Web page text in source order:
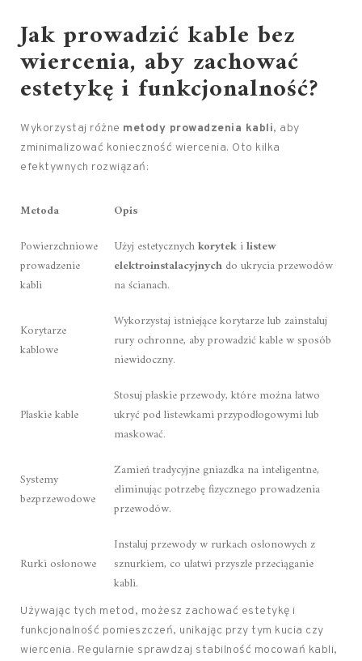
Jak prowadzić kable bez
wiercenia, aby zachować
estetykę i funkcjonalność?
Wykorzystaj różne metody prowadzenia kabli, aby
zminimalizować konieczność wiercenia. Oto kilka
efektywnych rozwiązań:
Metoda
Opis
Powierzchniowe
prowadzenie
kabli
Użyj estetycznychkorytek ilistew
elektroinstalacyjnych do ukrycia przewodów
na ścianach.
Korytarze
kablowe
Wykorzystaj istniejące korytarze lub zainstaluj
rury ochronne, aby prowadzić kable w sposób
niewidoczny.
Płaskie kable
Stosuj płaskie przewody, które można łatwo
ukryć pod listewkami przypodłogowymi lub
maskować.
Systemy
bezprzewodowe
Zamień tradycyjne gniazdka na inteligentne,
eliminując potrzebę fizycznego prowadzenia
przewodów.
Rurki osłonowe
Instaluj przewody w rurkach osłonowych z
sznurkiem, co ułatwi przyszłe przeciąganie
kabli.
Używając tych metod, możesz zachować estetykę i
funkcjonalność pomieszczeń, unikając przy tym kucia czy
wiercenia. Regularnie sprawdzaj stabilność mocowań kabli,